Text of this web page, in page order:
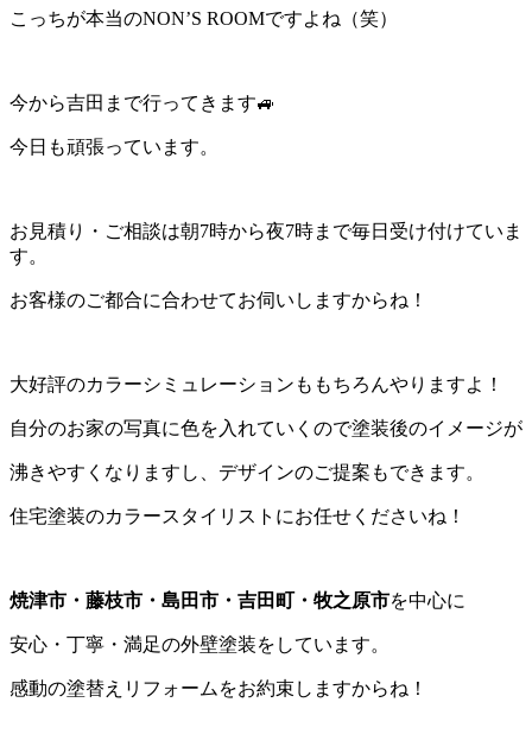
こっちが本当のNON’S ROOMですよね（笑）
今から吉田まで行ってきます🚙
今日も頑張っています。
お見積り・ご相談は朝7時から夜7時まで毎日受け付けていま
す。
お客様のご都合に合わせてお伺いしますからね！
大好評のカラーシミュレーションももちろんやりますよ！
自分のお家の写真に色を入れていくので塗装後のイメージが
沸きやすくなりますし、デザインのご提案もできます。
住宅塗装のカラースタイリストにお任せくださいね！
焼津市・藤枝市・島田市・吉田町・牧之原市を中心に
安心・丁寧・満足の外壁塗装をしています。
感動の塗替えリフォームをお約束しますからね！